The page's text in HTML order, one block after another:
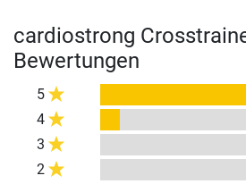
cardiostrong
Bewertungen
5
4
3
2